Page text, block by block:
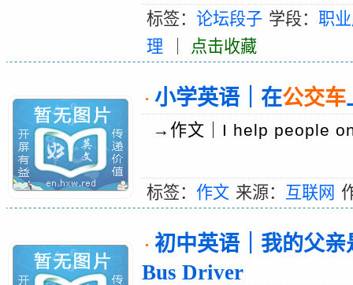
标签：论坛段子 学段： 职
理
点击收藏
· 小学英语｜在公交车
→作文｜I help people
标签： 作文 来源： 互联网
· 初中英语｜我的父亲
Bus Driver